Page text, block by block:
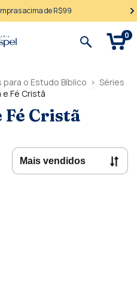
acima de R$99
0
para o Estudo Bíblico > Séries
e Fé Cristã
Fé Cristã